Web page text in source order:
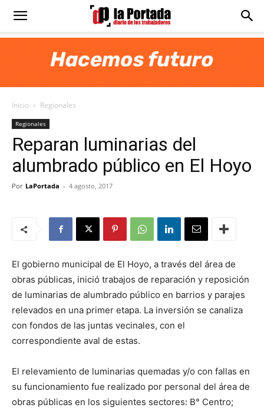
Diario
Portada
Inicio Regionales
Regionales
Reparan luminarias del
alumbrado público en El Hoyo
Por LaPortada - 4 agosto, 2017
El gobierno municipal de El Hoyo, a través del área de
obras públicas, inició trabajos de reparación y reposición
de luminarias de alumbrado público en barrios y parajes
relevados en una primer etapa. La inversión se canaliza
con fondos de las juntas vecinales, con el
correspondiente aval de estas.
El relevamiento de luminarias quemadas y/o con fallas en
su funcionamiento fue realizado por personal del área de
obras públicas en los siguientes sectores: B° Centro;